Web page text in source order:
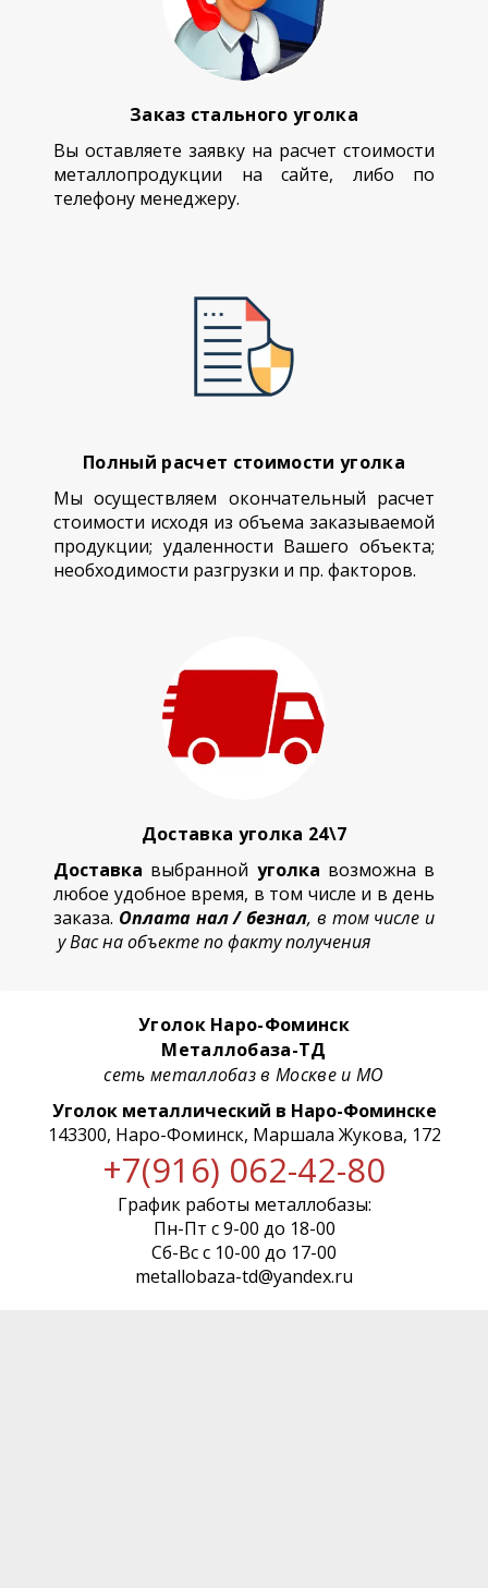
Заказ стального уголка
Вы оставляете заявку на расчет стоимости
металлопродукции на сайте, либо по
телефону менеджеру.
Полный расчет стоимости уголка
Мы осуществляем окончательный расчет
стоимости исходя из объема заказываемой
продукции; удаленности Вашего объекта;
необходимости разгрузки и пр. факторов.
Доставка уголка 24\7
Доставка выбранной уголка возможна в
любое удобное время, в том числе и в день
заказа. Оплата нал / безнал, в том числе и
у Вас на объекте по факту получения
Уголок Наро-Фоминск
Металлобаза-ТД
сеть металлобаз в Москве и МО
Уголок металлический в Наро-Фоминске
143300, Наро-Фоминск, Маршала Жукова, 172
+7(916) 062-42-80
График работы металлобазы:
Пн-Пт с 9-00 до 18-00
Сб-Вс с 10-00 до 17-00
metallobaza-td@yandex.ru